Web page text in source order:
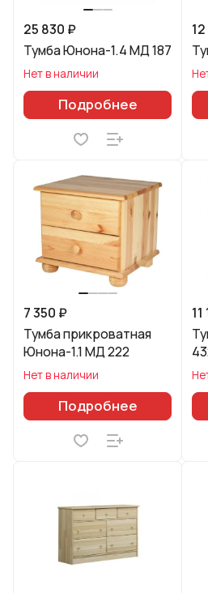
25 830 ₽
Тумба Юнона-1.4 МД 187
Нет в наличии
Подробнее
7 350 ₽
Тумба прикроватная
Юнона-1.1 МД 222
Нет в наличии
Подробнее